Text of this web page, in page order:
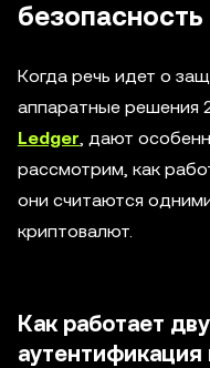
Когда речь идет о
аппаратные решения
Ledger, дают
рассмотрим, как
они считаются
криптовалют.
Как работает
аутентификация